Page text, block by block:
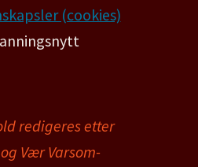
(cookies)
redigeres etter
Vær Varsom-